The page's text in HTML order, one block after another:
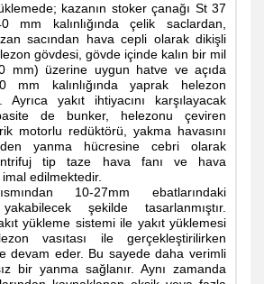
kazanın stoker çanağı St 37
mm kalınlığında çelik saclardan,
sacından hava cepli olarak dikişli
gövdesi, gövde içinde kalın bir mil
mm) üzerine uygun hatve ve açıda
mm kalınlığında yaprak helezon
Ayrıca yakıt ihtiyacını karşılayacak
de bunker, helezonu çeviren
motorlu redüktörü, yakma havasını
yanma hücresine cebri olarak
tip taze hava fanı ve hava
imal edilmektedir.
10-27mm ebatlarındaki
şekilde tasarlanmıştır.
yükleme sistemi ile yakıt yüklemesi
vasıtası ile gerçekleştirilirken
devam eder. Bu sayede daha verimli
bir yanma sağlanır. Aynı zamanda